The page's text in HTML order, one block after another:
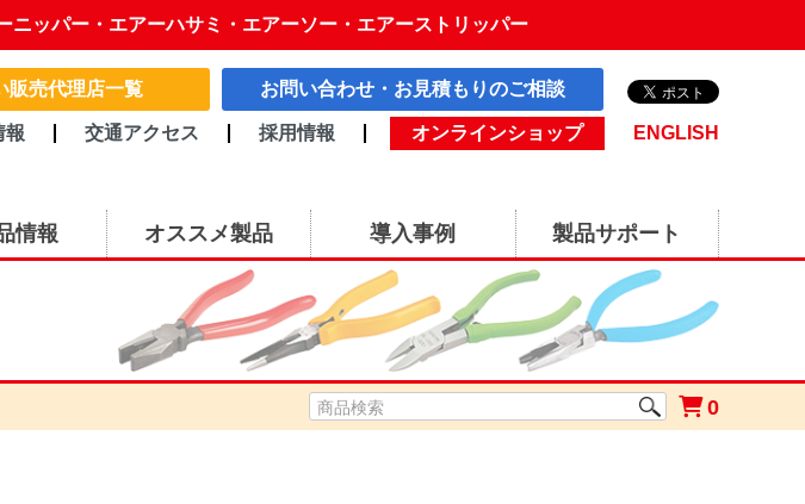
ッパー・エアーハサミ・エアーソー・エアーストリッパー
販売代理店一覧 お問い合わせ・お見積もりのご相談
報 交通アクセス 採用情報 オンラインショップ ENGLISH
情報 オススメ製品 導入事例 製品サポート
0